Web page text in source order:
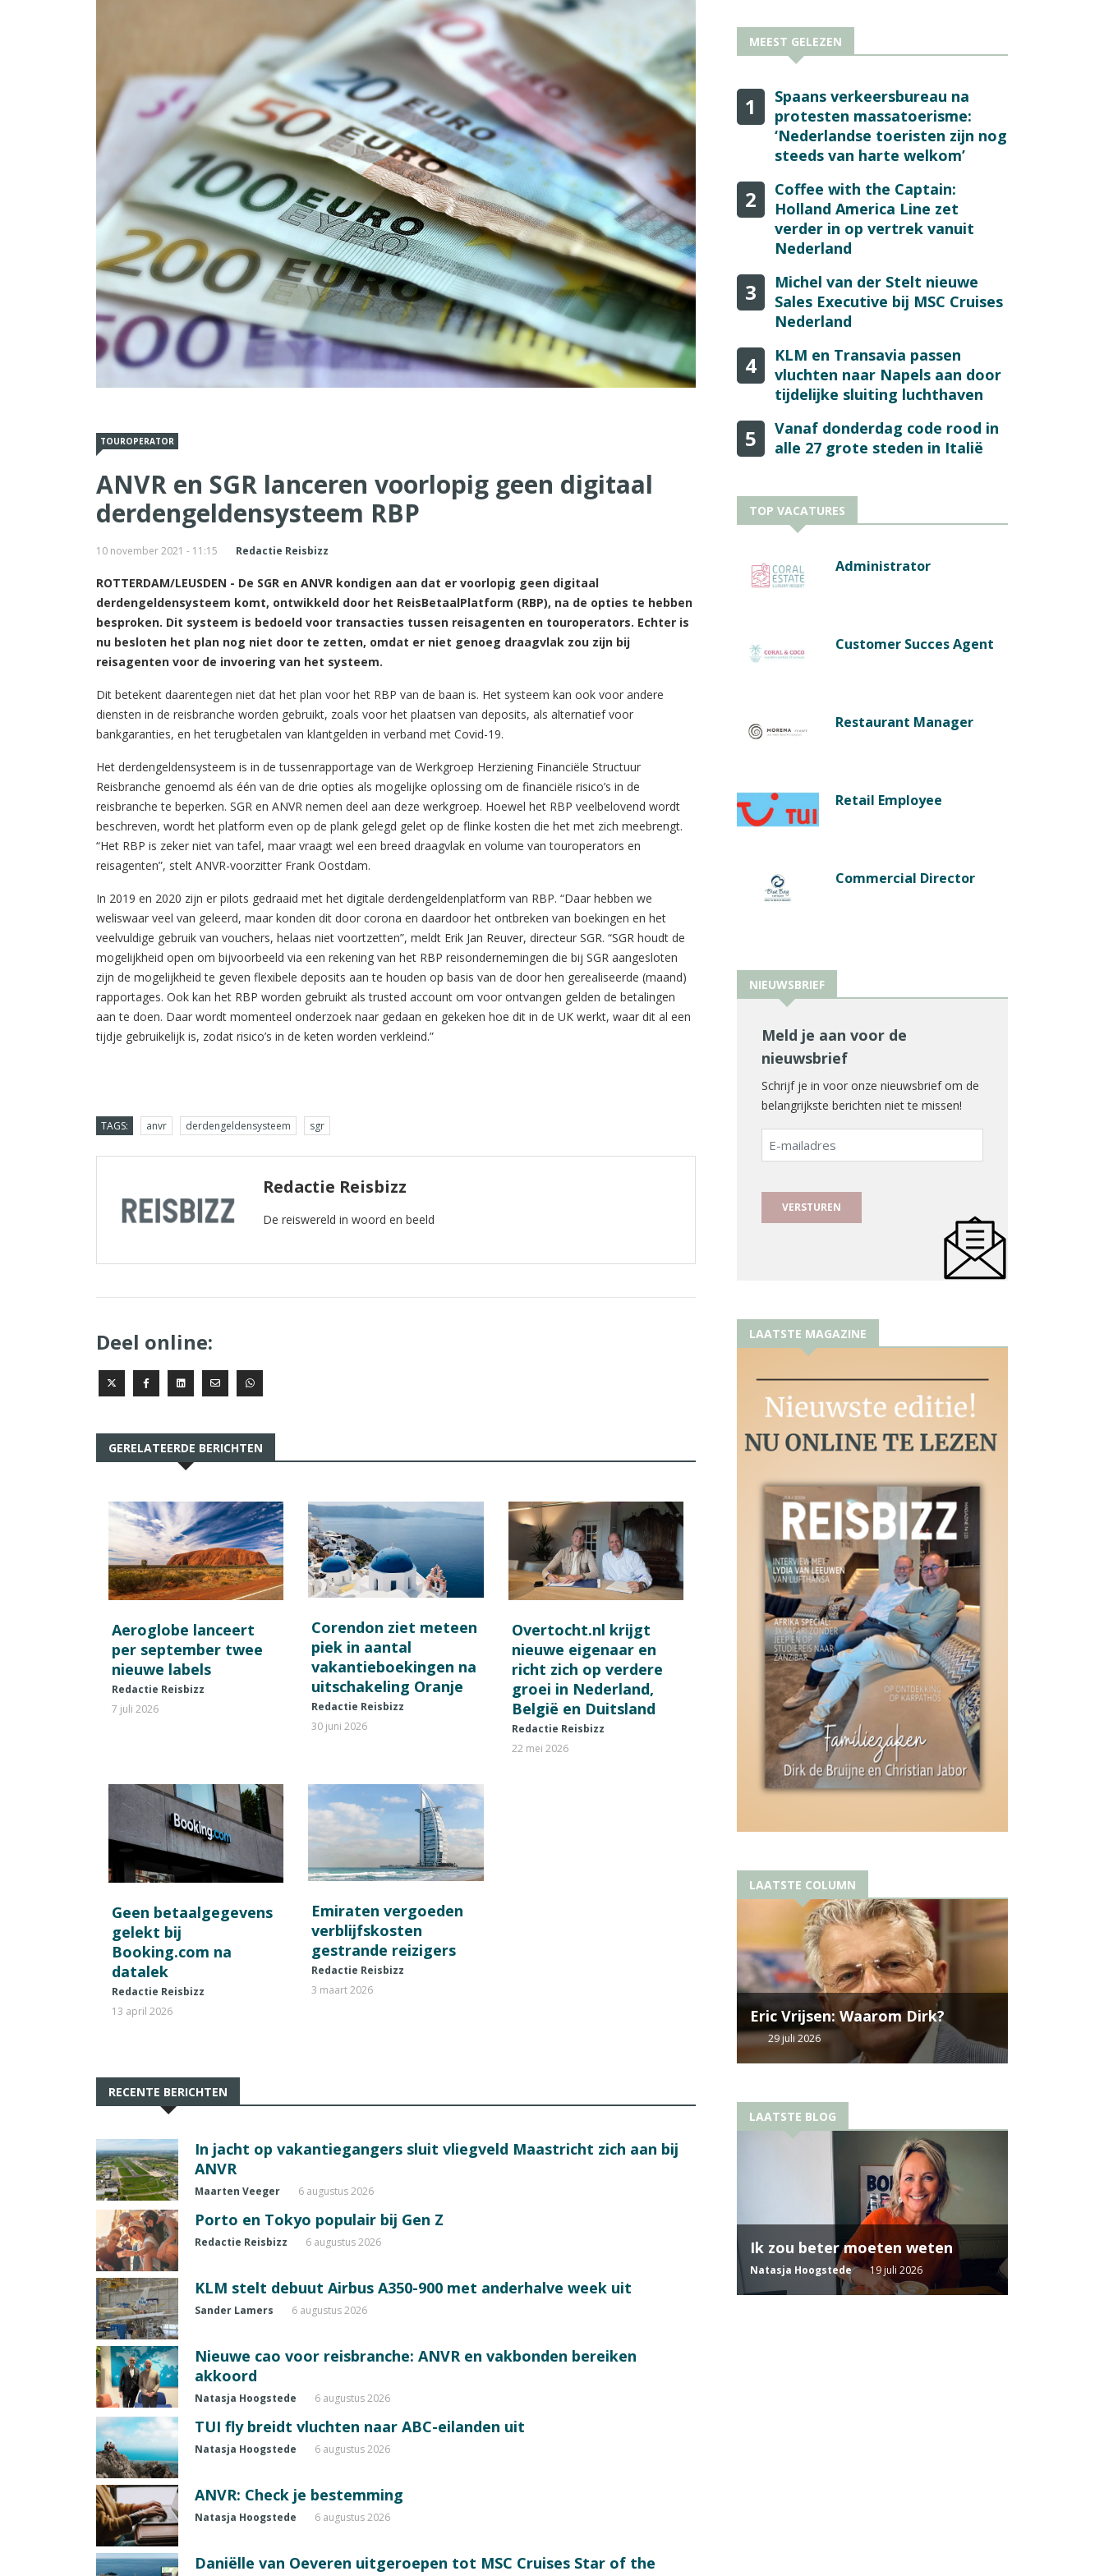
TOUROPERATOR
ANVR en SGR lanceren voorlopig geen digitaal
derdengeldensysteem RBP
10 november 2021 - 11:15 Redactie Reisbizz
ROTTERDAM/LEUSDEN - De SGR en ANVR kondigen aan dat er voorlopig geen digitaal
derdengeldensysteem komt, ontwikkeld door het ReisBetaalPlatform (RBP), na de opties te hebben
besproken. Dit systeem is bedoeld voor transacties tussen reisagenten en touroperators. Echter is
nu besloten het plan nog niet door te zetten, omdat er niet genoeg draagvlak zou zijn bij
reisagenten voor de invoering van het systeem.
Dit betekent daarentegen niet dat het plan voor het RBP van de baan is. Het systeem kan ook voor andere
diensten in de reisbranche worden gebruikt, zoals voor het plaatsen van deposits, als alternatief voor
bankgaranties, en het terugbetalen van klantgelden in verband met Covid-19.
Het derdengeldensysteem is in de tussenrapportage van de Werkgroep Herziening Financiële Structuur
Reisbranche genoemd als één van de drie opties als mogelijke oplossing om de financiële risico’s in de
reisbranche te beperken. SGR en ANVR nemen deel aan deze werkgroep. Hoewel het RBP veelbelovend wordt
beschreven, wordt het platform even op de plank gelegd gelet op de flinke kosten die het met zich meebrengt.
“Het RBP is zeker niet van tafel, maar vraagt wel een breed draagvlak en volume van touroperators en
reisagenten”, stelt ANVR-voorzitter Frank Oostdam.
In 2019 en 2020 zijn er pilots gedraaid met het digitale derdengeldenplatform van RBP. “Daar hebben we
weliswaar veel van geleerd, maar konden dit door corona en daardoor het ontbreken van boekingen en het
veelvuldige gebruik van vouchers, helaas niet voortzetten”, meldt Erik Jan Reuver, directeur SGR. “SGR houdt de
mogelijkheid open om bijvoorbeeld via een rekening van het RBP reisondernemingen die bij SGR aangesloten
zijn de mogelijkheid te geven flexibele deposits aan te houden op basis van de door hen gerealiseerde (maand)
rapportages. Ook kan het RBP worden gebruikt als trusted account om voor ontvangen gelden de betalingen
aan te doen. Daar wordt momenteel onderzoek naar gedaan en gekeken hoe dit in de UK werkt, waar dit al een
tijdje gebruikelijk is, zodat risico’s in de keten worden verkleind.”
TAGS: anvr derdengeldensysteem sgr
Redactie Reisbizz
De reiswereld in woord en beeld
Deel online:
GERELATEERDE BERICHTEN
Aeroglobe lanceert
per september twee
nieuwe labels
Redactie Reisbizz
7 juli 2026
Corendon ziet meteen
piek in aantal
vakantieboekingen na
uitschakeling Oranje
Redactie Reisbizz
30 juni 2026
Overtocht.nl krijgt
nieuwe eigenaar en
richt zich op verdere
groei in Nederland,
België en Duitsland
Redactie Reisbizz
22 mei 2026
Geen betaalgegevens
gelekt bij
Booking.com na
datalek
Redactie Reisbizz
13 april 2026
Emiraten vergoeden
verblijfskosten
gestrande reizigers
Redactie Reisbizz
3 maart 2026
RECENTE BERICHTEN
In jacht op vakantiegangers sluit vliegveld Maastricht zich aan bij
ANVR
Maarten Veeger 6 augustus 2026
Porto en Tokyo populair bij Gen Z
Redactie Reisbizz 6 augustus 2026
KLM stelt debuut Airbus A350-900 met anderhalve week uit
Sander Lamers 6 augustus 2026
Nieuwe cao voor reisbranche: ANVR en vakbonden bereiken
akkoord
Natasja Hoogstede 6 augustus 2026
TUI fly breidt vluchten naar ABC-eilanden uit
Natasja Hoogstede 6 augustus 2026
ANVR: Check je bestemming
Natasja Hoogstede 6 augustus 2026
Daniëlle van Oeveren uitgeroepen tot MSC Cruises Star of the
MEEST GELEZEN
1
Spaans verkeersbureau na
protesten massatoerisme:
‘Nederlandse toeristen zijn nog
steeds van harte welkom’
2
Coffee with the Captain:
Holland America Line zet
verder in op vertrek vanuit
Nederland
3
Michel van der Stelt nieuwe
Sales Executive bij MSC Cruises
Nederland
4
KLM en Transavia passen
vluchten naar Napels aan door
tijdelijke sluiting luchthaven
5
Vanaf donderdag code rood in
alle 27 grote steden in Italië
TOP VACATURES
Administrator
Customer Succes Agent
Restaurant Manager
Retail Employee
Commercial Director
NIEUWSBRIEF
Meld je aan voor de
nieuwsbrief
Schrijf je in voor onze nieuwsbrief om de
belangrijkste berichten niet te missen!
E-
mailadres
LAATSTE MAGAZINE
LAATSTE COLUMN
Eric Vrijsen: Waarom Dirk?
29 juli 2026
LAATSTE BLOG
Ik zou beter moeten weten
Natasja Hoogstede 19 juli 2026